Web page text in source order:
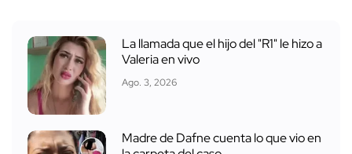
La llamada que el hijo del "R1" le hizo a
Valeria en vivo
Ago. 3, 2026
Madre de Dafne cuenta lo que vio en